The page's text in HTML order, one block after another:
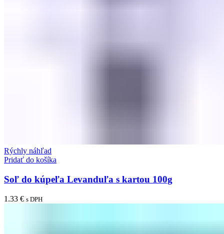
Rýchly náhľad
Pridať do košíka
Soľ do kúpeľa Levanduľa s kartou 100g
1.33 € s DPH